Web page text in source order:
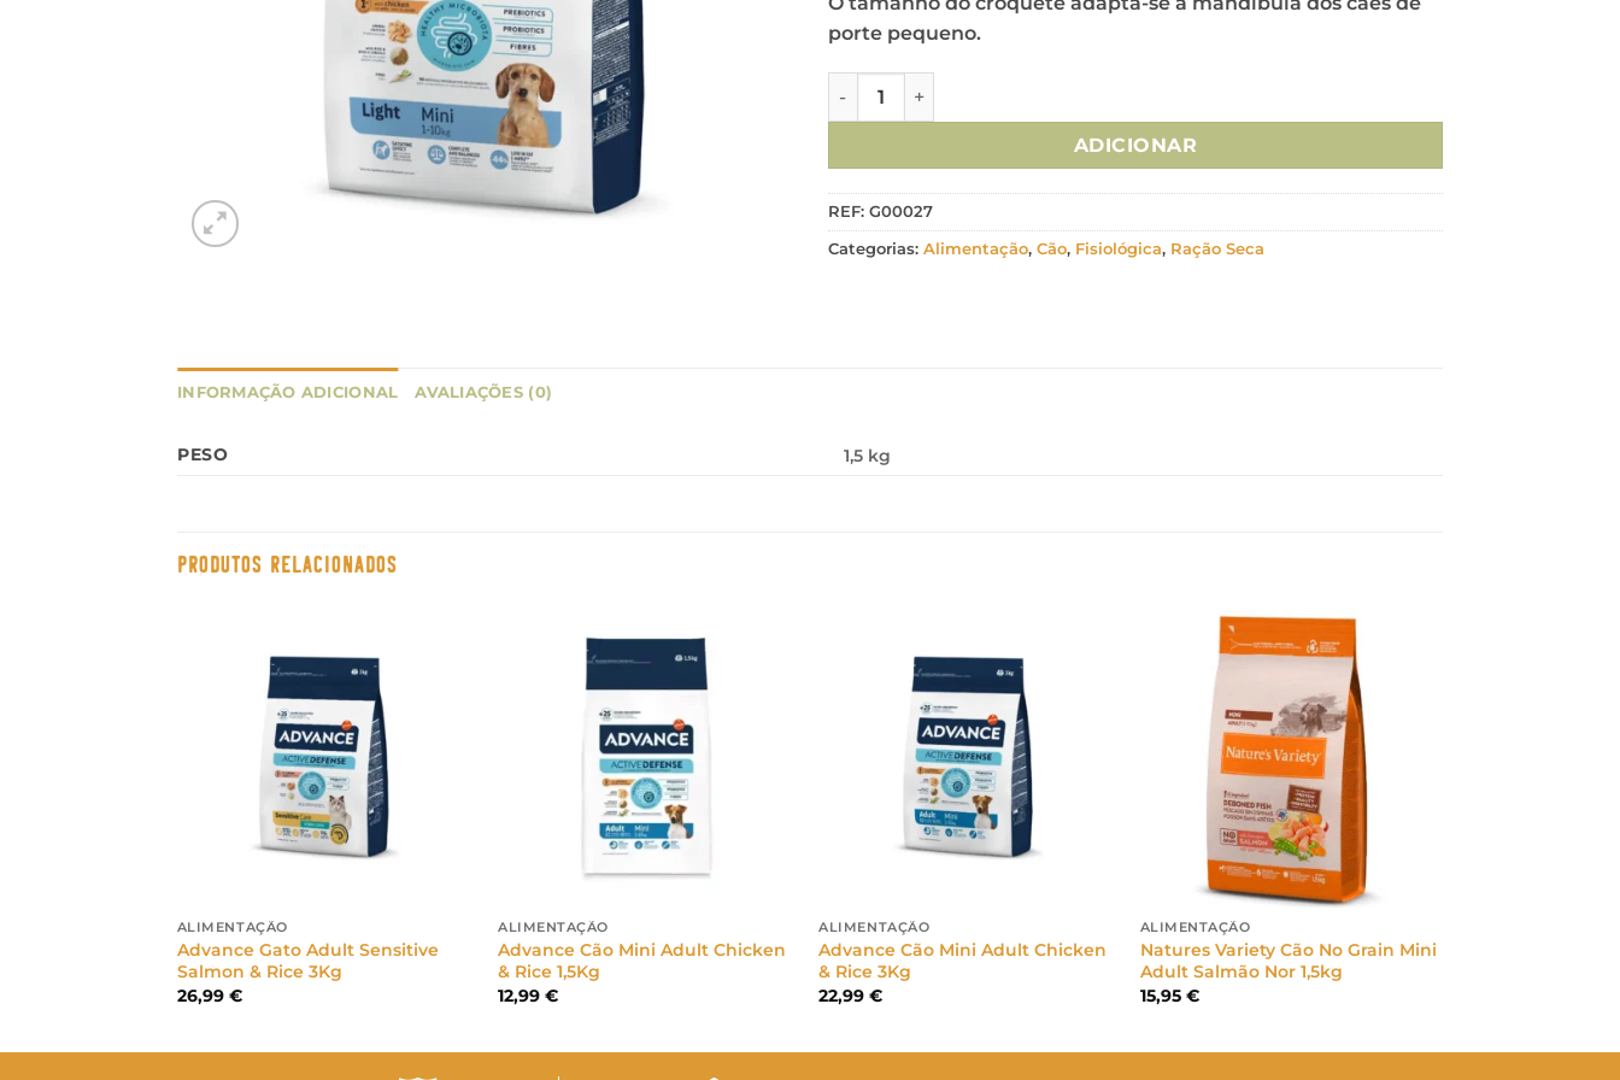
porte pequeno.
Quantidade de Advance Cão Mini Light Chicken & Rice 1,5Kg
ADICIONAR
REF: G00027
Categorias: Alimentação, Cão, Fisiológica, Ração Seca
INFORMAÇÃO ADICIONAL AVALIAÇÕES (0)
PESO 1,5 kg
PRODUTOS RELACIONADOS
ALIMENTAÇÃO
Advance Gato Adult Sensitive
Salmon & Rice 3Kg
26,99 €
ALIMENTAÇÃO
Advance Cão Mini Adult Chicken
& Rice 1,5Kg
12,99€
ALIMENTAÇÃO
Advance Cão Mini Adult Chicken
& Rice 3Kg
22,99€
ALIMENTAÇÃO
Natures Variety Cão No Grain Mini
Adult Salmão Nor 1,5kg
15,95 €